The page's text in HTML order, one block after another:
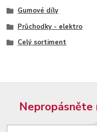
Gumové díly
Průchodky - elektro
Celý sortiment
Nepropásněte